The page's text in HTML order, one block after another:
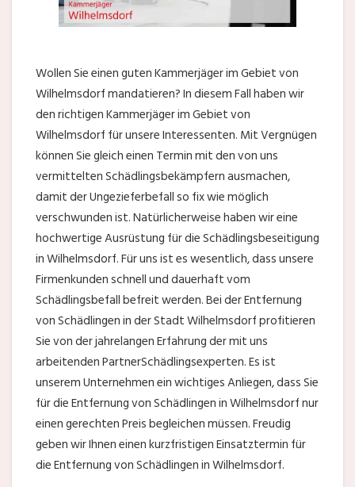
Wollen Sie einen guten Kammerjäger im Gebiet von
Wilhelmsdorf mandatieren? In diesem Fall haben wir
den richtigen Kammerjäger im Gebiet von
Wilhelmsdorf für unsere Interessenten. Mit Vergnügen
können Sie gleich einen Termin mit den von uns
vermittelten Schädlingsbekämpfern ausmachen,
damit der Ungezieferbefall so fix wie möglich
verschwunden ist. Natürlicherweise haben wir eine
hochwertige Ausrüstung für die Schädlingsbeseitigung
in Wilhelmsdorf. Für uns ist es wesentlich, dass unsere
Firmenkunden schnell und dauerhaft vom
Schädlingsbefall befreit werden. Bei der Entfernung
von Schädlingen in der Stadt Wilhelmsdorf profitieren
Sie von der jahrelangen Erfahrung der mit uns
arbeitenden PartnerSchädlingsexperten. Es ist
unserem Unternehmen ein wichtiges Anliegen, dass Sie
für die Entfernung von Schädlingen in Wilhelmsdorf nur
einen gerechten Preis begleichen müssen. Freudig
geben wir Ihnen einen kurzfristigen Einsatztermin für
die Entfernung von Schädlingen in Wilhelmsdorf.